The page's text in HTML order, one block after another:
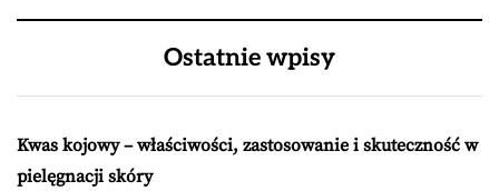
Ostatnie wpisy
Kwas kojowy – właściwości, zastosowanie i skuteczność w
pielęgnacji skóry